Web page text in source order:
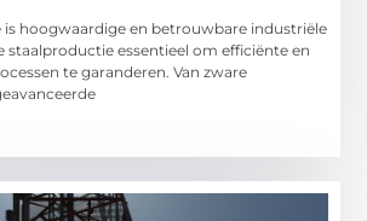
is hoogwaardige en betrouwbare industriële
staalproductie essentieel om efficiënte en
te garanderen. Van zware